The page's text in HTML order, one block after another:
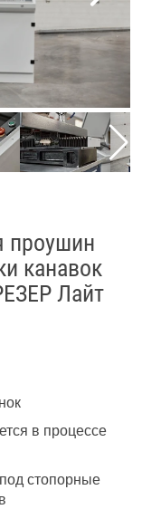
проушин
канавок
Лайт
в процессе
стопорные